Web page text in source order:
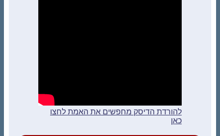
להורדת הדיסק מחפשים את האמת לחצו
כאן